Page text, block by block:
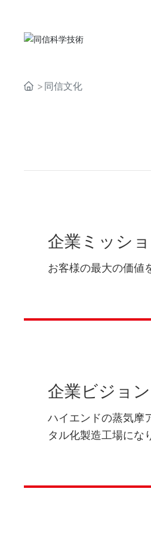
同信文化
企業ミッシ
お客様の最大の価値
企業ビジョン
ハイエンドの蒸気摩
タル化製造工場にな